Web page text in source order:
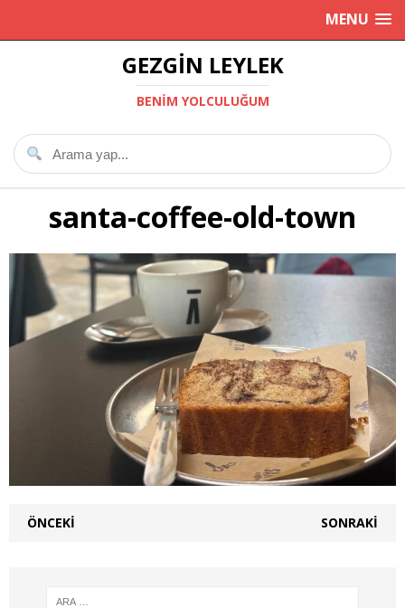
MENU
GEZGIN LEYLEK
BENIM YOLCULUĞUM
santa-coffee-old-town
ÖNCEKI SONRAKI